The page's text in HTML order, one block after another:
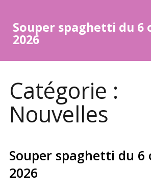
Souper spaghetti du 6
2026
Catégorie :
Nouvelles
Souper spaghetti du 6
2026